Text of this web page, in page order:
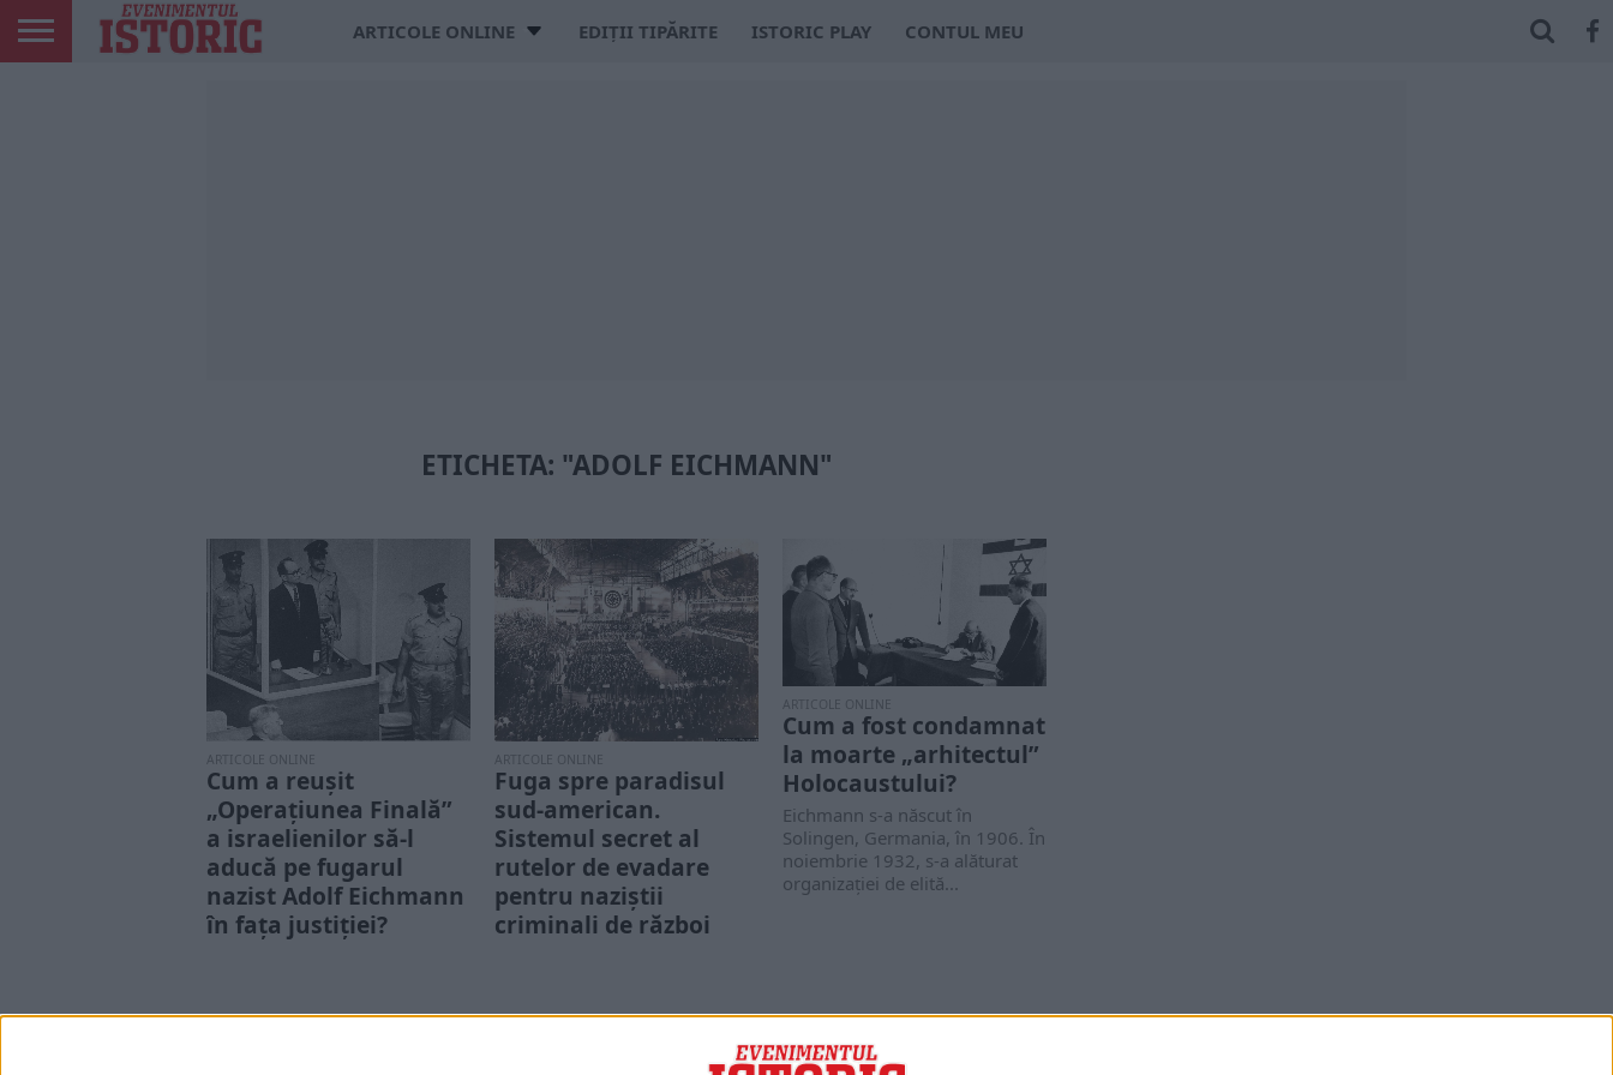
ARTICOLE ONLINE EDIȚII TIPĂRITE ISTORIC PLAY CONTUL MEU
ETICHETA: "ADOLF EICHMANN"
ARTICOLE ONLINE
Cum a reușit
„Operațiunea Finală”
a israelienilor să-l
aducă pe fugarul
nazist Adolf Eichmann
în fața justiției?
ARTICOLE ONLINE
Fuga spre paradisul
sud-american.
Sistemul secret al
rutelor de evadare
pentru naziștii
criminali de război
justiție...
ARTICOLE ONLINE
Cum a fost condamnat
la moarte „arhitectul”
Holocaustului?
Eichmann s-a născut în
Solingen, Germania, în 1906. În
noiembrie 1932, s-a alăturat
organizației de elită...